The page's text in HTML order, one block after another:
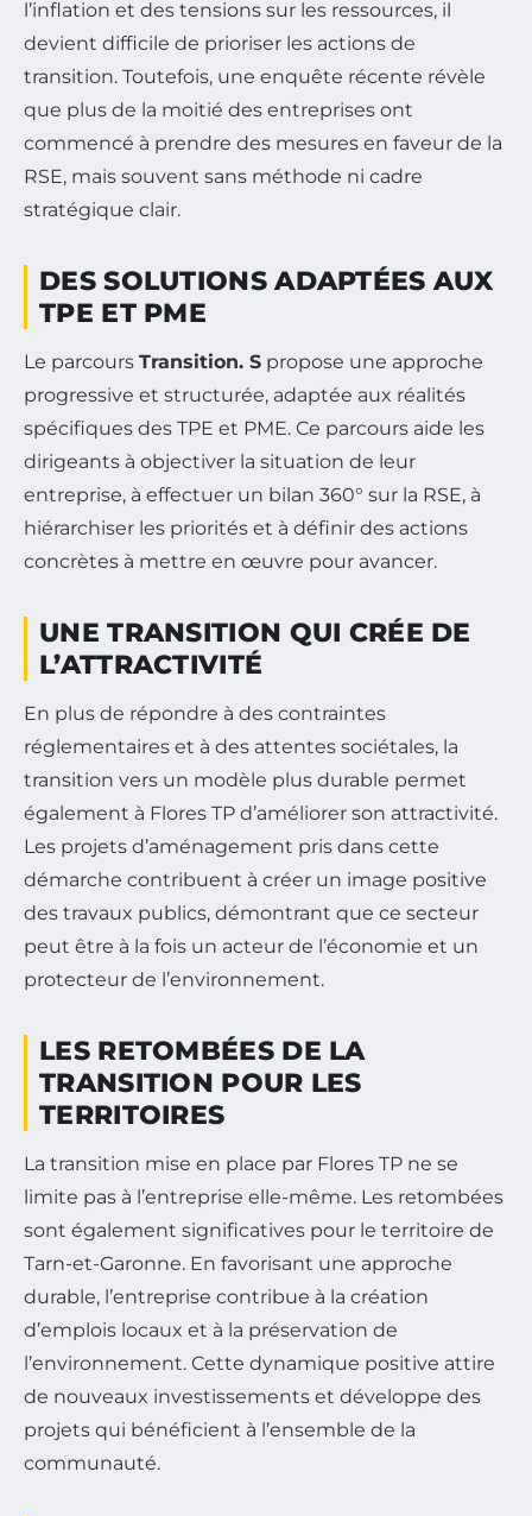
l’inflation et des tensions sur les ressources, il
devient difficile de prioriser les actions de
transition. Toutefois, une enquête récente révèle
que plus de la moitié des entreprises ont
commencé à prendre des mesures en faveur de la
RSE, mais souvent sans méthode ni cadre
stratégique clair.
DES SOLUTIONS ADAPTÉES AUX
TPE ET PME
Le parcours Transition. S propose une approche
progressive et structurée, adaptée aux réalités
spécifiques des TPE et PME. Ce parcours aide les
dirigeants à objectiver la situation de leur
entreprise, à effectuer un bilan 360° sur la RSE, à
hiérarchiser les priorités et à définir des actions
concrètes à mettre en œuvre pour avancer.
UNE TRANSITION QUI CRÉE DE
L’ATTRACTIVITÉ
En plus de répondre à des contraintes
réglementaires et à des attentes sociétales, la
transition vers un modèle plus durable permet
également à Flores TP d’améliorer son attractivité.
Les projets d’aménagement pris dans cette
démarche contribuent à créer un image positive
des travaux publics, démontrant que ce secteur
peut être à la fois un acteur de l’économie et un
protecteur de l’environnement.
LES RETOMBÉES DE LA
TRANSITION POUR LES
TERRITOIRES
La transition mise en place par Flores TP ne se
limite pas à l’entreprise elle-même. Les retombées
sont également significatives pour le territoire de
Tarn-et-Garonne. En favorisant une approche
durable, l’entreprise contribue à la création
d’emplois locaux et à la préservation de
l’environnement. Cette dynamique positive attire
de nouveaux investissements et développe des
projets qui bénéficient à l’ensemble de la
communauté.